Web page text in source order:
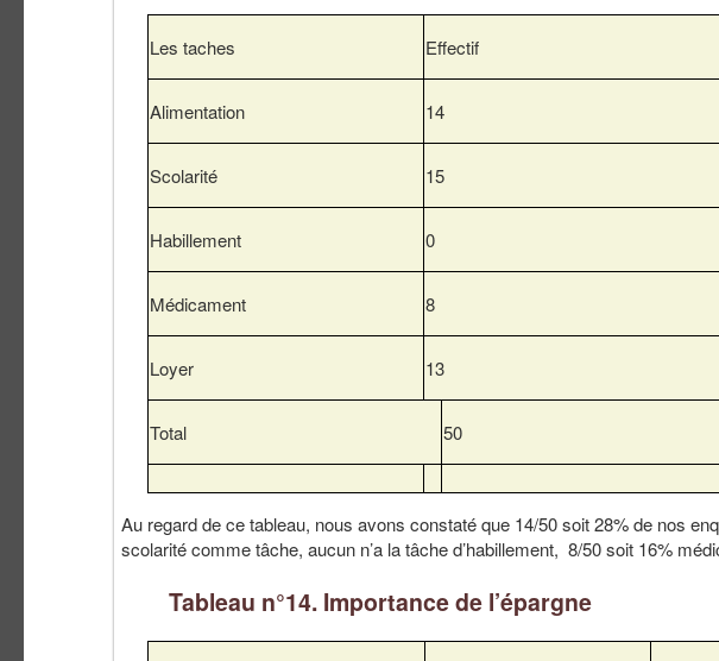
Les taches Effectif
Alimentation 14
Scolarité 15
Habillement 0
Médicament 8
Loyer 13
Total 50
Au regard de ce tableau, nous avons constaté que 14/50 soit 28% de nos
scolarité comme tâche, aucun n’a la tâche d’habillement, 8/50 soit 16%
Tableau n°14. Importance de l’épargne